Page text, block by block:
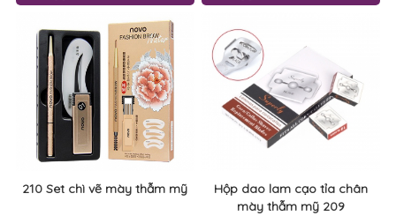
210 Set chì vẽ mày thẫm mỹ
Hộp dao lam cạo tỉa chân
mày thẫm mỹ 209